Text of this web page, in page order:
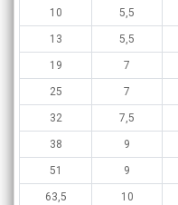
10 5,5
13 5,5
19 7
25 7
32 7,5
38 9
51 9
63,5 10